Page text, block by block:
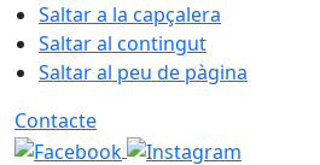
Saltar a la capçalera
Saltar al contingut
Saltar al peu de pàgina
Contacte